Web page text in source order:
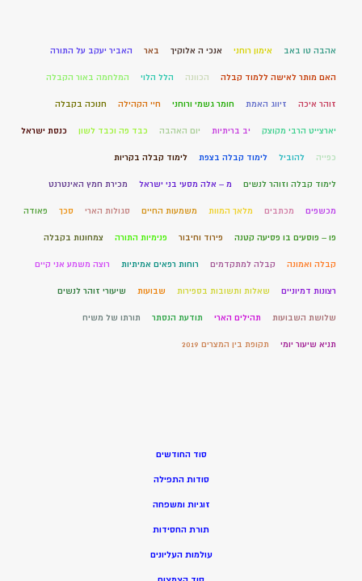
אהבה טו באב אימון רוחני אנכי ה אלוקיך באר האביר יעקב על התורה
האם מותר לאישה ללמוד קבלה הכוונה הלל הלוי המלחמה באור הקבלה
זוהר איכה זיווג האמת חומר גשמי ורוחני חיי הקהילה חנוכה בקבלה
יארצייט הרבי מקוצק יב בריתיות יום האהבה כבד פה וכבד לשון כנסת ישראל
כפייה להוביל לימוד קבלה בצפת לימוד קבלה בקריות
לימוד קבלה וזוהר לנשים מ – אלה מסעי בני ישראל מכירת חמץ האינטרנט
מכשפים מכתבים מלאך המוות משמעות החיים סגולות הארי סכך פאודה
פו – פוסעים בו פסיעה קטנה פירוד וחיבור פנימיות התורה צמחונות בקבלה
קבלה ואמונה קבלה למתקדמים רוחות רפאים אמיתיות רוצה משמע אני קיים
רצונות דמיוניים שאלות ותשובות בספירות שבועות שיעורי זוהר לנשים
שלושת השבועות תהילים הארי תודעת הנסתר תורתו של משיח
תניא שיעור יומי תקופת בין המצרים 2019
סוד החודשים
סודות התפילה
זוגיות ומשפחה
תורת החסידות
עולמות העליונים